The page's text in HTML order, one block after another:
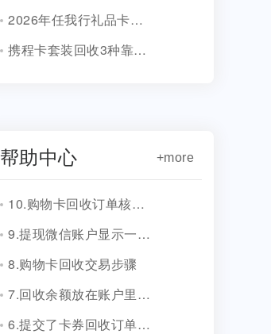
2026年任我行礼品卡回收4种方法！
携程卡套装回收3种靠谱方式!
帮助中心 +more
10.购物卡回收订单核销会有消息通知吗？
9.提现微信账户显示一串字符是什么？
8.购物卡回收交易步骤
7.回收余额放在账户里安全吗？
6.提交了卡券回收订单，多久到账？